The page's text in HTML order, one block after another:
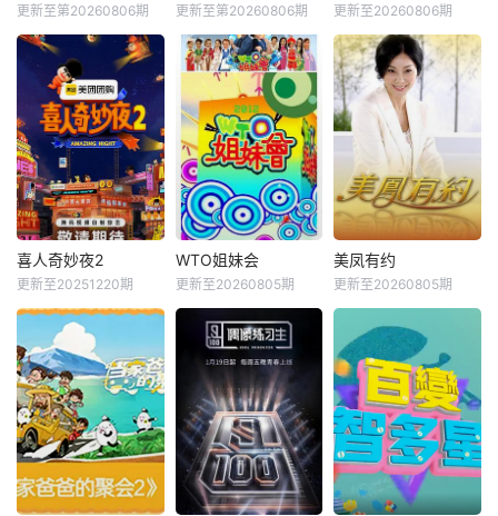
更新至第20260806期 更新至第20260806期 更新至20260806期
喜人奇妙夜2
更新至20251220期
WTO姐妹会
更新至20260805期
美凤有约
更新至20260805期